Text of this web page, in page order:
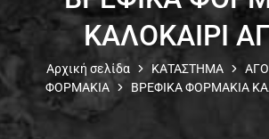
Αρχική σελίδα ΚΑΤΑΣΤΗΜΑ
ΦΟΡΜΑΚΙΑ
ΒΡΕΦΙΚΑ ΦΟΡΜΑΚΙΑ
ΚΑΛΟΚΑΙΡΙ